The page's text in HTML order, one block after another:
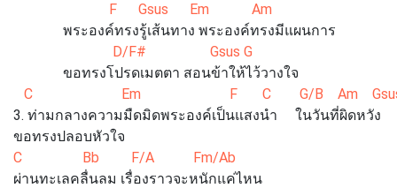
F Gsus Em Am
พระองค์ทรงรู้เส้นทาง พระองค์ทรงมีแผนการ
D/F# Gsus G
ขอทรงโปรดเมตตา สอนข้าให้ไว้วางใจ
C Em F C G/B Am Gsus
3. ท่ามกลางความมืดมิดพระองค์เป็นแสงนํา ในวันที่ผิดหวัง
ขอทรงปลอบหัวใจ
C Bb F/A Fm/Ab
ผ่านทะเลคลื่นลม เรื่องราวจะหนักแค่ไหน